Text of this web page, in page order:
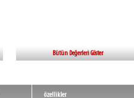
Bütün Değerleri Göster
özellikler